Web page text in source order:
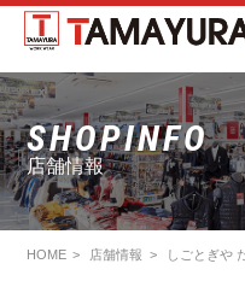
SHOPINFO
店舗情報
HOME 店舗情報 しごとぎや